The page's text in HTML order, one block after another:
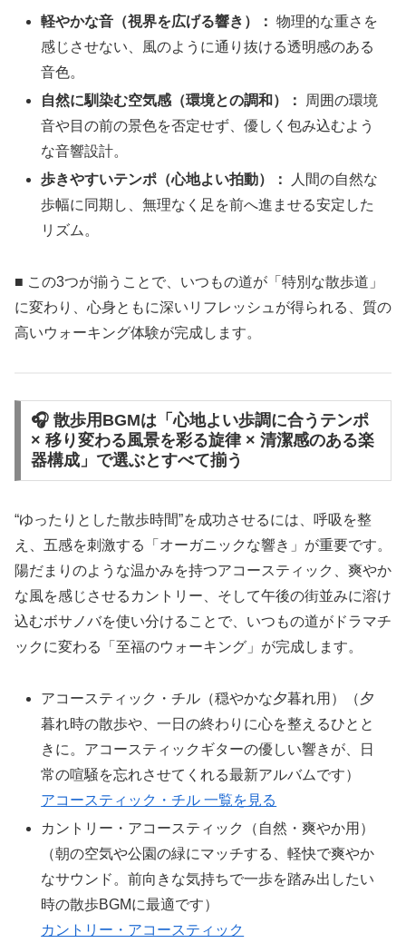
軽やかな音（視界を広げる響き）： 物理的な重さを
感じさせない、風のように通り抜ける透明感のある
音色。
自然に馴染む空気感（環境との調和）：
周囲の環境
音や目の前の景色を否定せず、優しく包み込むよう
な音響設計。
歩きやすいテンポ（心地よい拍動）：
人間の自然な
歩幅に同期し、無理なく足を前へ進ませる安定した
リズム。
■ この3つが揃うことで、いつもの道が「特別な散歩道」
に変わり、心身ともに深いリフレッシュが得られる、質の
高いウォーキング体験が完成します。
🎧 散歩用BGMは「心地よい歩調に合うテンポ
× 移り変わる風景を彩る旋律 × 清潔感のある楽
器構成」で選ぶとすべて揃う
“ゆったりとした散歩時間”を成功させるには、呼吸を整
え、五感を刺激する「オーガニックな響き」が重要です。
陽だまりのような温かみを持つアコースティック、爽やか
な風を感じさせるカントリー、そして午後の街並みに溶け
込むボサノバを使い分けることで、いつもの道がドラマチ
ックに変わる「至福のウォーキング」が完成します。
アコースティック・チル（穏やかな夕暮れ用）（夕
暮れ時の散歩や、一日の終わりに心を整えるひとと
きに。アコースティックギターの優しい響きが、日
常の喧騒を忘れさせてくれる最新アルバムです）
アコースティック・チル 一覧を見る
カントリー・アコースティック（自然・爽やか用）
（朝の空気や公園の緑にマッチする、軽快で爽やか
なサウンド。前向きな気持ちで一歩を踏み出したい
時の散歩BGMに最適です）
カントリー・アコースティック